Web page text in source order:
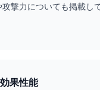
撃力についても掲載し
果性能